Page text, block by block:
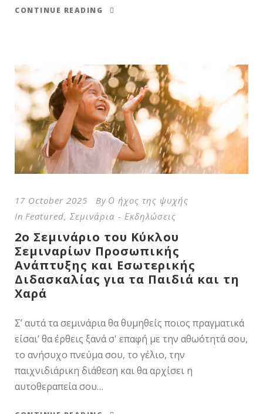
CONTINUE READING
17 October 2025 By Ο ήχος της ψυχής
In Featured, Σεμινάρια - Εκδηλώσεις
2ο Σεμινάριο του Κύκλου
Σεμιναρίων Προσωπικής
Ανάπτυξης και Εσωτερικής
Διδασκαλίας για τα Παιδιά και τη
Χαρά
Σ’ αυτά τα σεμινάρια θα θυμηθείς ποιος πραγματικά
είσαι’ θα έρθεις ξανά σ' επαφή με την αθωότητά σου,
το ανήσυχο πνεύμα σου, το γέλιο, την
παιχνιδιάρικη διάθεση και θα αρχίσει η
αυτοθεραπεία σου…